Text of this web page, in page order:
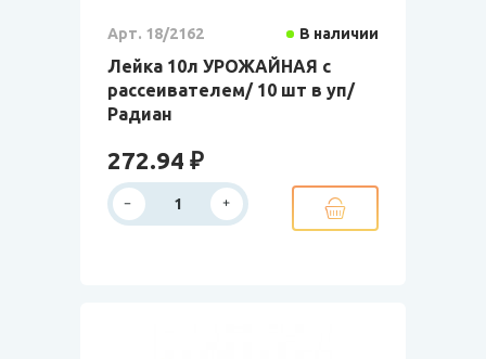
Арт. 18/2162 В наличии
Лейка 10л УРОЖАЙНАЯ с
рассеивателем/ 10 шт в уп/
Радиан
272.94 ₽